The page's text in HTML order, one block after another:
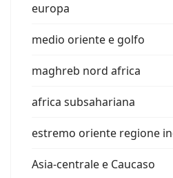
europa
medio oriente e golfo
maghreb nord africa
africa subsahariana
estremo oriente regione
Asia-centrale e Caucaso